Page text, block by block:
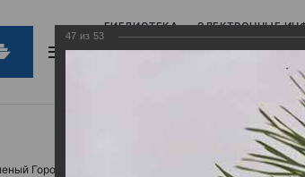
БИБЛИОТЕКА ЭЛЕКТРОННЫЕ
Город
47 из 53